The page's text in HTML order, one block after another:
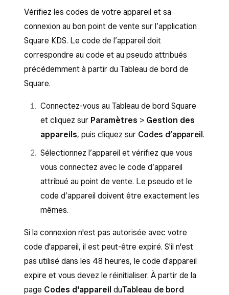
Vérifiez les codes de votre appareil et sa
connexion au bon point de vente sur l’application
Square KDS. Le code de l’appareil doit
correspondre au code et au pseudo attribués
précédemment à partir du Tableau de bord de
Square.
Connectez-vous au Tableau de bord Square
et cliquez sur Paramètres > Gestion des
appareils, puis cliquez sur Codes d’appareil.
Sélectionnez l’appareil et vérifiez que vous
vous connectez avec le code d’appareil
attribué au point de vente. Le pseudo et le
code d’appareil doivent être exactement les
mêmes.
Si la connexion n'est pas autorisée avec votre
code d'appareil, il est peut-être expiré. S'il n'est
pas utilisé dans les 48 heures, le code d'appareil
expire et vous devez le réinitialiser. À partir de la
page Codes d'appareil duTableau de bord